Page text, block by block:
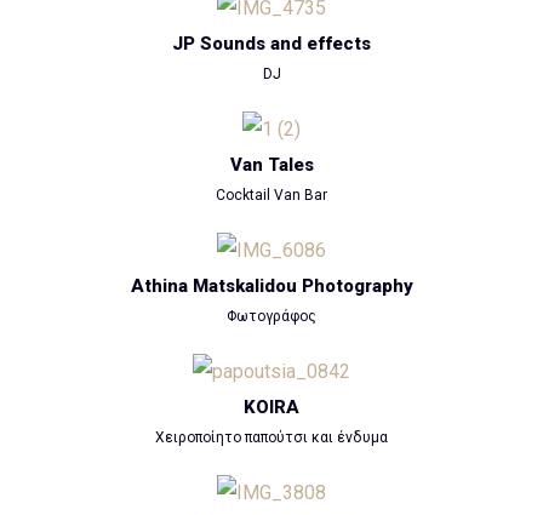
JP Sounds and effects
DJ
Van Tales
Cocktail Van Bar
Athina Matskalidou Photography
Φωτογράφος
KOIRA
Χειροποίητο παπούτσι και ένδυμα